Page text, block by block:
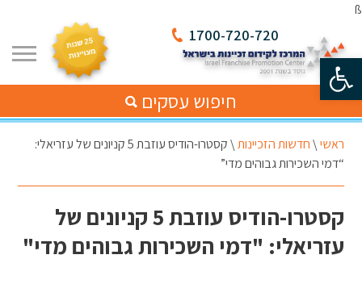
פתח סרגל נגישות
ß
1700-720-720
חיפוש עסקים
ראשי\חדשות הזכיינות\
קסטרו-הודיס עוזבת 5 קניונים של עזריאלי:
“דמי השכירות גבוהים מדי”
קסטרו-הודיס עוזבת 5 קניונים של
עזריאלי: "דמי השכירות גבוהים מדי"